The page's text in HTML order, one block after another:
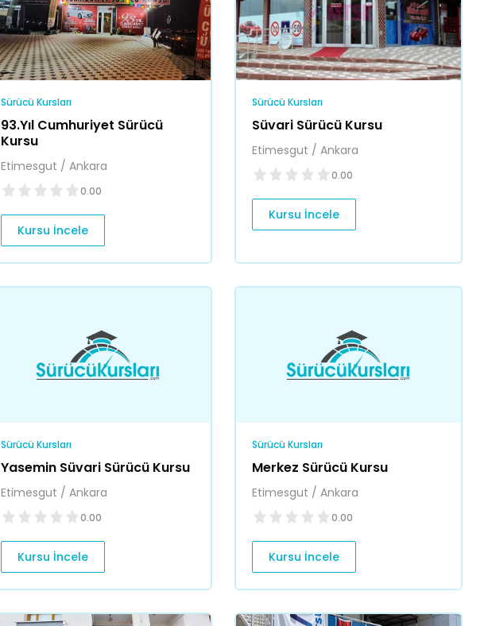
Sürücü Kursları
93.Yıl Cumhuriyet Sürücü
Kursu
Etimesgut / Ankara
0.00
Kursu İncele
Sürücü Kursları
Süvari Sürücü Kursu
Etimesgut / Ankara
0.00
Kursu İncele
Sürücü Kursları
Yasemin Süvari Sürücü Kursu
Etimesgut / Ankara
0.00
Kursu İncele
Sürücü Kursları
Merkez Sürücü Kursu
Etimesgut / Ankara
0.00
Kursu İncele